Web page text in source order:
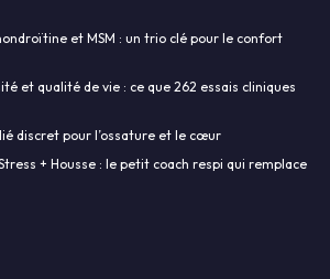
et MSM : un trio clé pour le confort
et qualité de vie : ce que 262 essais cliniques
discret pour l’ossature et le cœur
Stress + Housse : le petit coach respi qui remplace